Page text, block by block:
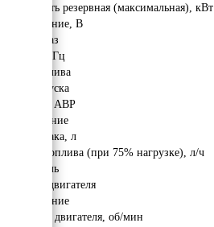
Мощность резервная (максимальная), кВт
Напряжение, В
Число фаз
Частота, Гц
Вид топлива
Тип запуска
Наличие АВР
Исполнение
Объём бака, л
Расход топлива (при 75% нагрузке), л/ч
Двигатель
Модель двигателя
Охлаждение
Обороты двигателя, об/мин